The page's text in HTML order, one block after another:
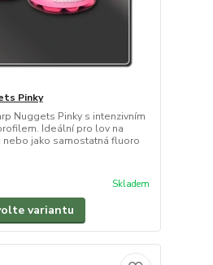
Pinky
Nuggets Pinky s intenzivním
Ideální pro lov na
nebo jako samostatná fluoro
Skladem
variantu